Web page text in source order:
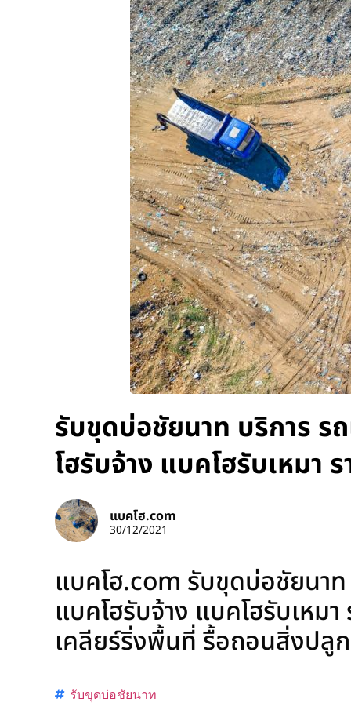
รับขุดบ่อชัยนาท บริการ ร
โฮรับจ้าง แบคโฮรับเหมา
แบคโฮ.com
30/12/2021
แบคโฮ.com รับขุดบ่อชัยนาท
แบคโฮรับจ้าง แบคโฮรับเหม
เคลียร์ริ่งพื้นที่ รื้อถอนสิ่งปลู
รับขุดบ่อชัยนาท